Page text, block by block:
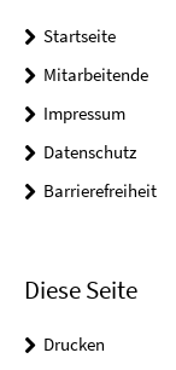
Startseite
Mitarbeitende
Impressum
Datenschutz
Barrierefreiheit
Diese Seite
Drucken